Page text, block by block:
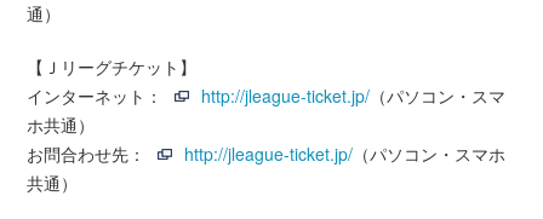
通）
【Ｊリーグチケット】
インターネット：
http://jleague-ticket.jp/ （パソコン・スマ
ホ共通）
お問合わせ先：
http://jleague-ticket.jp/ （パソコン・スマホ
共通）